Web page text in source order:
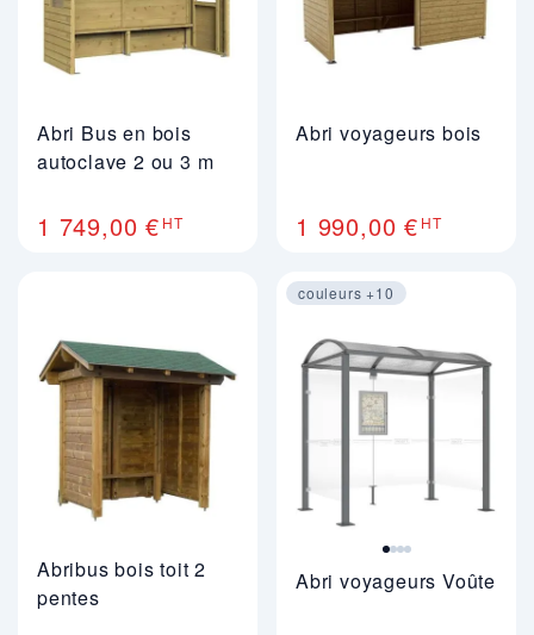
Abri Bus en bois
autoclave 2 ou 3 m
1 749,00 € HT
Abri voyageurs bois
1 990,00 € HT
Abribus bois toit 2
pentes
couleurs +10
Image 1 sur 4
Abri voyageurs Voûte